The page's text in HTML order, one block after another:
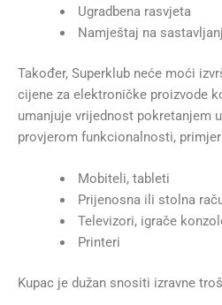
Ugradbena rasvjeta
Namještaj na
Također, Superklub neće moći
cijene za elektroničke proizvode
umanjuje vrijednost pokretanjem
provjerom funkcionalnosti,
Mobiteli, tableti
Prijenosna ili stolna
Televizori, igrače
Printeri
Kupac je dužan snositi izravne